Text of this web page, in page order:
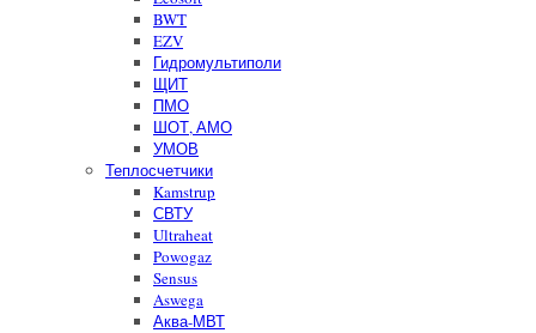
BWT
EZV
Гидромультиполи
ЩИТ
ПМО
ШОТ, АМО
УМОВ
Теплосчетчики
Kamstrup
СВТУ
Ultraheat
Powogaz
Sensus
Aswega
Аква-МВТ